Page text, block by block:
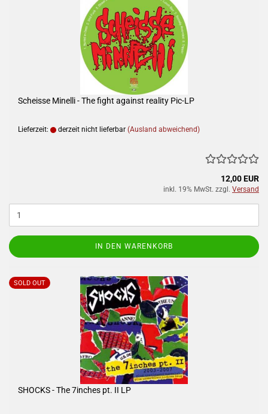
Scheisse Minelli - The fight against reality Pic-LP
Lieferzeit: derzeit nicht lieferbar (Ausland abweichend)
12,00 EUR
inkl. 19% MwSt. zzgl. Versand
IN DEN WARENKORB
SOLD OUT
SHOCKS - The 7inches pt. II LP